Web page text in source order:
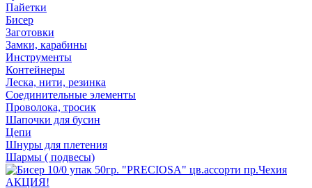
Пайетки
Бисер
Заготовки
Замки, карабины
Инструменты
Контейнеры
Леска, нити, резинка
Соединительные элементы
Проволока, тросик
Шапочки для бусин
Цепи
Шнуры для плетения
Шармы ( подвесы)